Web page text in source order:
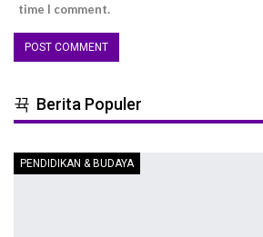
time I comment.
Berita Populer
PENDIDIKAN & BUDAYA